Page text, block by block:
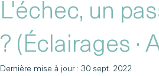
L'échec, un
? (Éclairages ·
Dernière mise à jour : 30 sept. 2022